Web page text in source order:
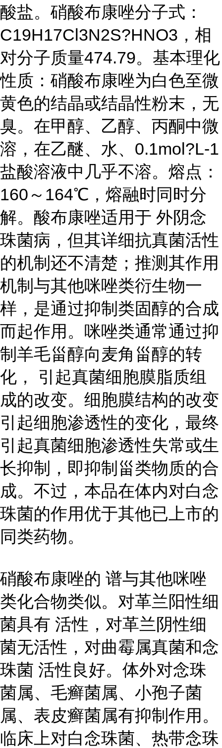
酸盐。硝酸布康唑分子式：
C19H17Cl3N2S?HNO3，相
对分子质量474.79。基本理化
性质：硝酸布康唑为白色至微
黄色的结晶或结晶性粉末，无
臭。在甲醇、乙醇、丙酮中微
溶，在乙醚、水、0.1mol?L-1
盐酸溶液中几乎不溶。熔点：
160～164℃，熔融时同时分
解。酸布康唑适用于 外阴念
珠菌病，但其详细抗真菌活性
的机制还不清楚；推测其作用
机制与其他咪唑类衍生物一
样，是通过抑制类固醇的合成
而起作用。咪唑类通常通过抑
制羊毛甾醇向麦角甾醇的转
化， 引起真菌细胞膜脂质组
成的改变。细胞膜结构的改变
引起细胞渗透性的变化，最终
引起真菌细胞渗透性失常或生
长抑制，即抑制甾类物质的合
成。不过，本品在体内对白念
珠菌的作用优于其他已上市的
同类药物。
硝酸布康唑的 谱与其他咪唑
类化合物类似。对革兰阳性细
菌具有 活性，对革兰阴性细
菌无活性，对曲霉属真菌和念
珠菌 活性良好。体外对念珠
菌属、毛癣菌属、小孢子菌
属、表皮癣菌属有抑制作用。
临床上对白念珠菌、热带念珠